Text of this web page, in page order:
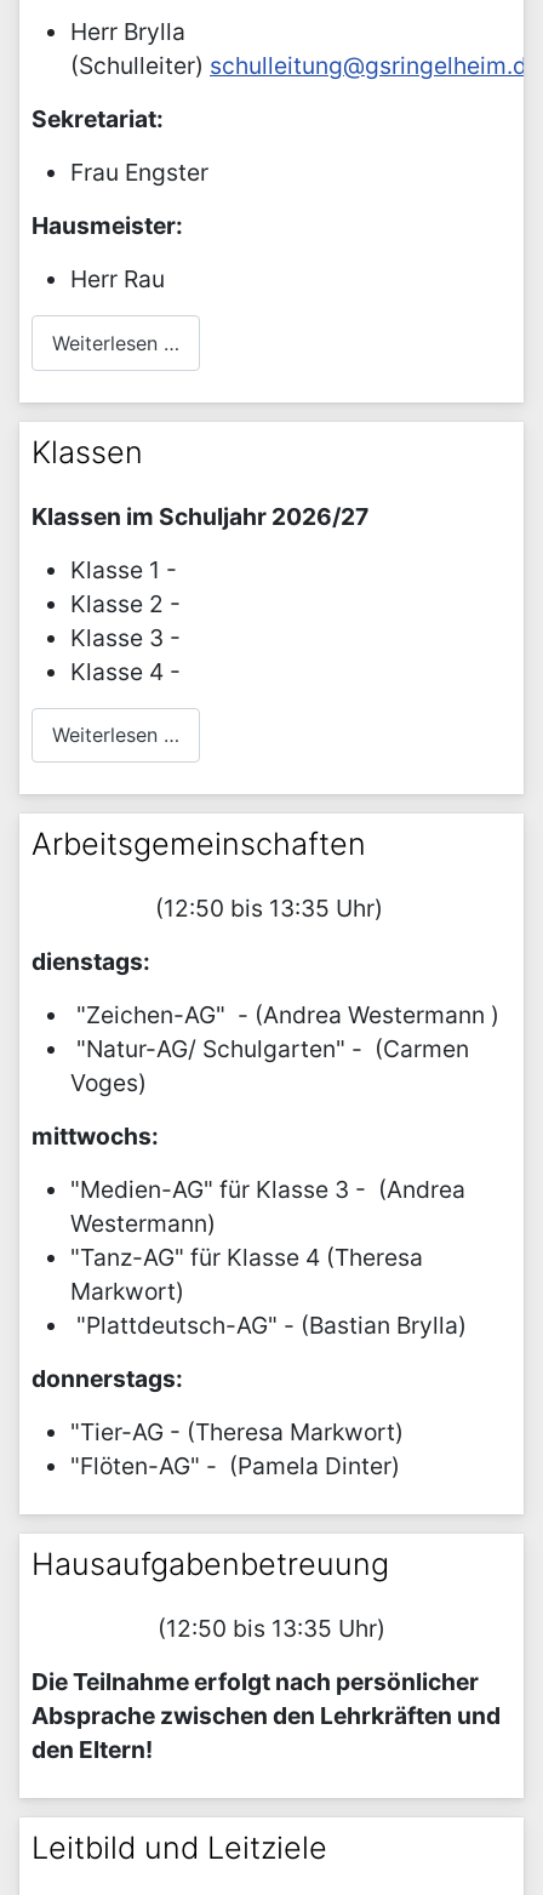
Herr Brylla
(Schulleiter) schulleitung@gsringelheim.de
Sekretariat:
Frau Engster
Hausmeister:
Herr Rau
Weiterlesen …
Klassen
Klassen im Schuljahr 2026/27
Klasse 1 -
Klasse 2 -
Klasse 3 -
Klasse 4 -
Weiterlesen …
Arbeitsgemeinschaften
(12:50 bis 13:35 Uhr)
dienstags:
"Zeichen-AG" - (Andrea Westermann )
"Natur-AG/ Schulgarten" - (Carmen
Voges)
mittwochs:
"Medien-AG" für Klasse 3 - (Andrea
Westermann)
"Tanz-AG" für Klasse 4 (Theresa
Markwort)
"Plattdeutsch-AG" - (Bastian Brylla)
donnerstags:
"Tier-AG - (Theresa Markwort)
"Flöten-AG" - (Pamela Dinter)
Hausaufgabenbetreuung
(12:50 bis 13:35 Uhr)
Die Teilnahme erfolgt nach persönlicher
Absprache zwischen den Lehrkräften und
den Eltern!
Leitbild und Leitziele